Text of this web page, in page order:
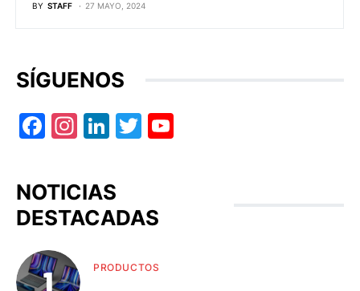
BY STAFF 27 MAYO, 2024
SÍGUENOS
Facebook
Instagram
LinkedIn
Twitter
NOTICIAS
DESTACADAS
PRODUCTOS